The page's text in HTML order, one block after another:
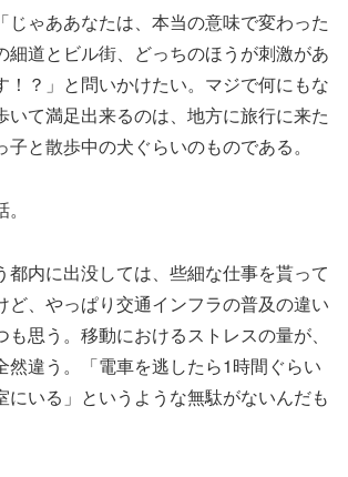
じゃああなたは、本当の意味で変わった
細道とビル街、どっちのほうが刺激があ
！？」と問いかけたい。マジで何にもな
いて満足出来るのは、地方に旅行に来た
と散歩中の犬ぐらいのものである。
都内に出没しては、些細な仕事を貰って
ど、やっぱり交通インフラの普及の違い
も思う。移動におけるストレスの量が、
然違う。「電車を逃したら1時間ぐらい
にいる」というような無駄がないんだも